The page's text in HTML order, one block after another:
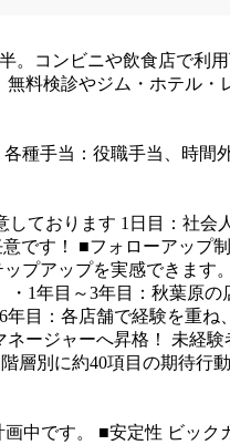
。コンビニや飲食店で利用
料検診やジム・ホテル・
各種手当：役職手当、時間
しております 1日目：社会
です！ ■フォローアップ制
プアップを実感できま
・1年目～3年目：秋葉原
6年目：各店舗で経験を重
ネージャーへ昇格！
未経験
階層別に約40項目の期待行
中です。 ■安定性 ビック